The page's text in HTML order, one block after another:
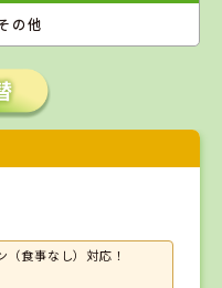
の他
食事なし）対応！